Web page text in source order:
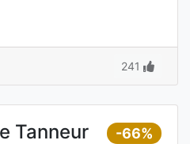
241
-66%
Tanneur